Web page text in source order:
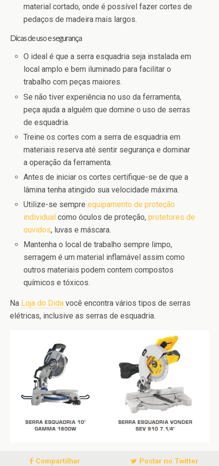
material cortado, onde é possível fazer cortes de
pedaços de madeira mais largos.
Dicas de uso e segurança
O ideal é que a serra esquadria seja instalada em
local amplo e bem iluminado para facilitar o
trabalho com peças maiores.
Se não tiver experiência no uso da ferramenta,
peça ajuda a alguém que domine o uso de serras
de esquadria.
Treine os cortes com a serra de esquadria em
materiais reserva até sentir segurança e dominar
a operação da ferramenta.
Antes de iniciar os cortes certifique-se de que a
lâmina tenha atingido sua velocidade máxima.
Utilize-se sempreequipamento de proteção
individual como óculos de proteção,protetores de
ouvidos, luvas e máscara.
Mantenha o local de trabalho sempre limpo,
serragem é um material inflamável assim como
outros materiais podem contem compostos
químicos e tóxicos.
Na Loja do Dida você encontra vários tipos de serras
elétricas, inclusive as serras de esquadria.
Compartilhar Postar no Twitter